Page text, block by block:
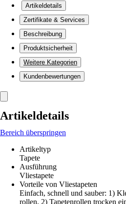
Artikeldetails
Zertifikate & Services
Beschreibung
Produktsicherheit
Weitere Kategorien
Kundenbewertungen
Artikeldetails
Bereich überspringen
Artikeltyp
Tapete
Ausführung
Vliestapete
Vorteile von Vliestapeten
Einfach, schnell und sauber: 1)
rollen, 2) Tapetenrollen trocken